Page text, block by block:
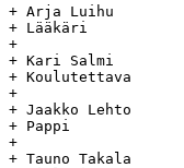
+ Arja Luihu		Vääpeli				Vääpeli
+ Lääkäri		NPC		2.1.2005	-		-
+
+ Kari Salmi		Yliluutnantti			Yliluutnantti
+
+ Jaakko Lehto 		Alikersantti			Alikersantti
+
+ Tauno Takala		Sotilasmestari			Sotilasmestari